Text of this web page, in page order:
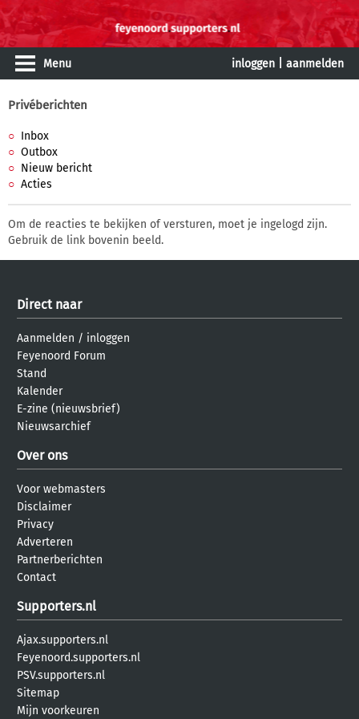
Menu inloggen aanmelden
Privéberichten
Inbox
Outbox
Nieuw bericht
Acties
Om de reacties te bekijken of versturen, moet je ingelogd zijn.
Gebruik de link bovenin beeld.
Direct naar
Aanmelden / inloggen
Feyenoord Forum
Stand
Kalender
E-zine (nieuwsbrief)
Nieuwsarchief
Over ons
Voor webmasters
Disclaimer
Privacy
Adverteren
Partnerberichten
Contact
Supporters.nl
Ajax.supporters.nl
Feyenoord.supporters.nl
PSV.supporters.nl
Sitemap
Mijn voorkeuren